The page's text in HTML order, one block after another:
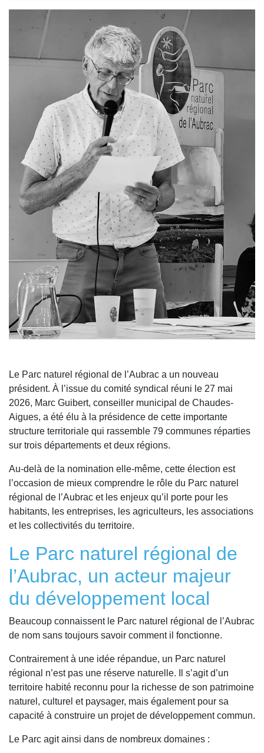
Le Parc naturel régional de l’Aubrac a un nouveau
président. À l’issue du comité syndical réuni le 27 mai
2026, Marc Guibert, conseiller municipal de Chaudes-
Aigues, a été élu à la présidence de cette importante
structure territoriale qui rassemble 79 communes réparties
sur trois départements et deux régions.
Au-delà de la nomination elle-même, cette élection est
l’occasion de mieux comprendre le rôle du Parc naturel
régional de l’Aubrac et les enjeux qu’il porte pour les
habitants, les entreprises, les agriculteurs, les associations
et les collectivités du territoire.
Le Parc naturel régional de
l’Aubrac, un acteur majeur
du développement local
Beaucoup connaissent le Parc naturel régional de l’Aubrac
de nom sans toujours savoir comment il fonctionne.
Contrairement à une idée répandue, un Parc naturel
régional n’est pas une réserve naturelle. Il s’agit d’un
territoire habité reconnu pour la richesse de son patrimoine
naturel, culturel et paysager, mais également pour sa
capacité à construire un projet de développement commun.
Le Parc agit ainsi dans de nombreux domaines :